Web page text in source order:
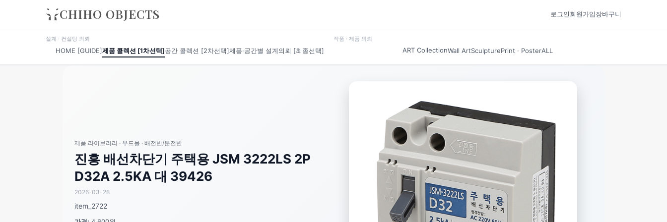
CHIHO OBJECTS 로그인회원가입장바구니
설계 · 컨설팅 의뢰
HOME [GUIDE]제품 콜렉션 [1차선택]공간 콜렉션 [2차선택]제품·공간별 설계의뢰 [최종선택]
작품 · 제품 의뢰
ART CollectionWall ArtSculpturePrint · PosterALL
제품 라이브러리 · 우드몰 · 배전반/분전반
진흥 배선차단기 주택용 JSM 3222LS 2P
D32A 2.5KA 대 39426
2026-03-28
item_2722